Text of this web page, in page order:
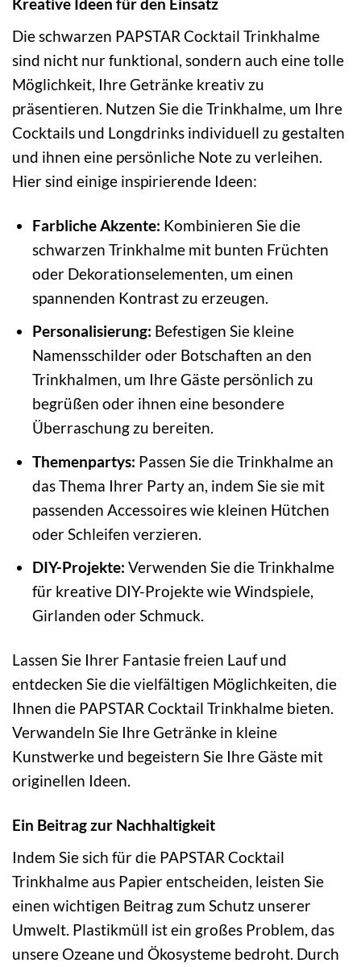
Kreative Ideen für den Einsatz
Die schwarzen PAPSTAR Cocktail Trinkhalme
sind nicht nur funktional, sondern auch eine tolle
Möglichkeit, Ihre Getränke kreativ zu
präsentieren. Nutzen Sie die Trinkhalme, um Ihre
Cocktails und Longdrinks individuell zu gestalten
und ihnen eine persönliche Note zu verleihen.
Hier sind einige inspirierende Ideen:
Farbliche Akzente: Kombinieren Sie die
schwarzen Trinkhalme mit bunten Früchten
oder Dekorationselementen, um einen
spannenden Kontrast zu erzeugen.
Personalisierung: Befestigen Sie kleine
Namensschilder oder Botschaften an den
Trinkhalmen, um Ihre Gäste persönlich zu
begrüßen oder ihnen eine besondere
Überraschung zu bereiten.
Themenpartys: Passen Sie die Trinkhalme an
das Thema Ihrer Party an, indem Sie sie mit
passenden Accessoires wie kleinen Hütchen
oder Schleifen verzieren.
DIY-Projekte: Verwenden Sie die Trinkhalme
für kreative DIY-Projekte wie Windspiele,
Girlanden oder Schmuck.
Lassen Sie Ihrer Fantasie freien Lauf und
entdecken Sie die vielfältigen Möglichkeiten, die
Ihnen die PAPSTAR Cocktail Trinkhalme bieten.
Verwandeln Sie Ihre Getränke in kleine
Kunstwerke und begeistern Sie Ihre Gäste mit
originellen Ideen.
Ein Beitrag zur Nachhaltigkeit
Indem Sie sich für die PAPSTAR Cocktail
Trinkhalme aus Papier entscheiden, leisten Sie
einen wichtigen Beitrag zum Schutz unserer
Umwelt. Plastikmüll ist ein großes Problem, das
unsere Ozeane und Ökosysteme bedroht. Durch